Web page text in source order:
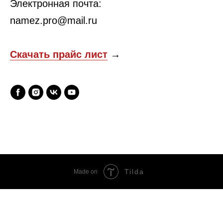
Электронная почта:
namez.pro@mail.ru
Скачать прайс лист →
Made on Tilda